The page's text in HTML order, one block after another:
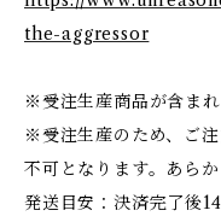
the-aggressor
※受注生産商品が含ま
※受注生産のため、ご
不可となります。あら
発送目安：決済完了後